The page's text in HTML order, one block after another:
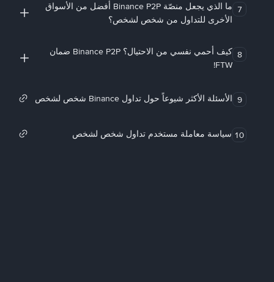
7
ما الذي يجعل منصّة Binance P2P أفضل من الأسواق
الأخرى للتداول من شخص لشخص؟
8
كيف أحمي نفسي من الاحتيال؟ Binance P2P ضمان
FTW!
9 الأسئلة الأكثر شيوعاً حول تداول Binance شخص لشخص
10 سياسة معاملة مستخدم تداول شخص لشخص